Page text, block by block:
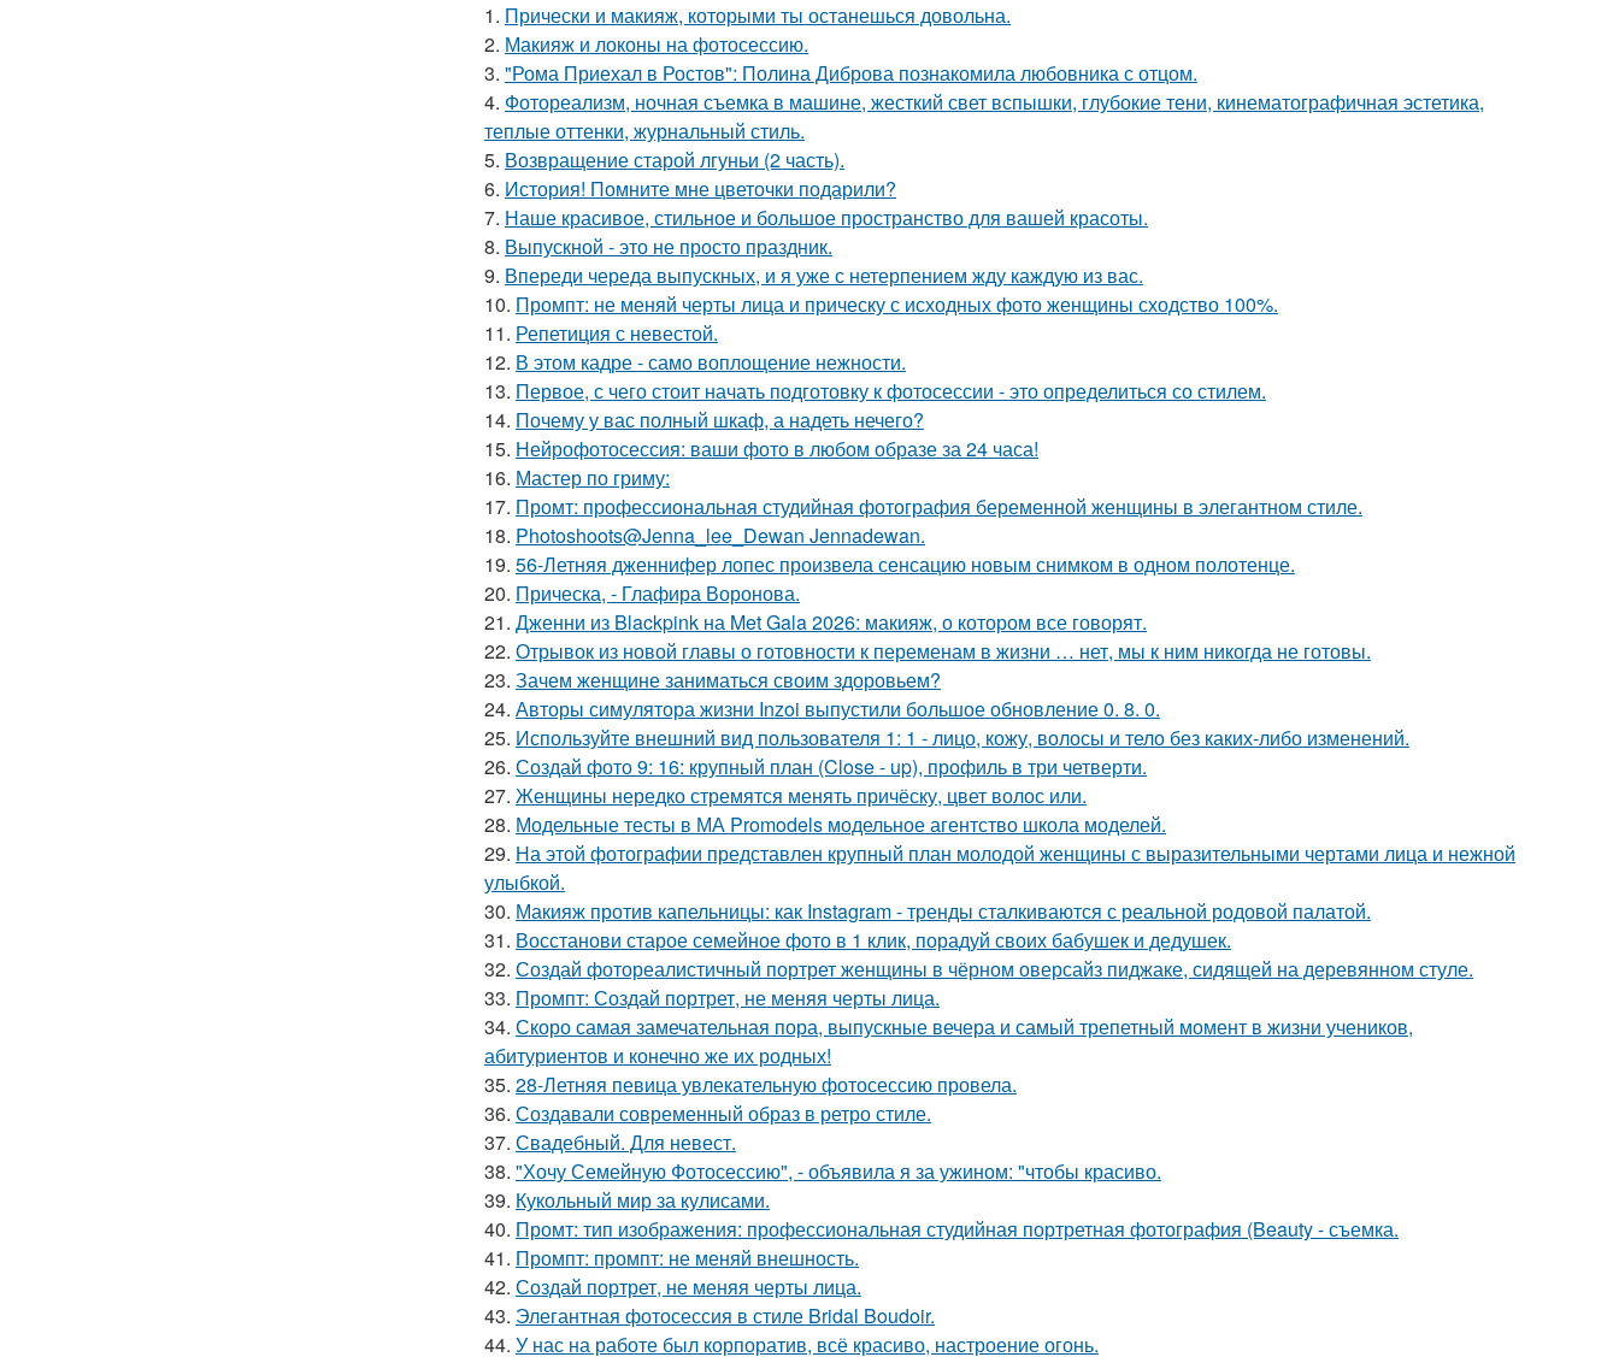
1. Прически и макияж, которыми ты останешься довольна.
2. Макияж и локоны на фотосессию.
3. "Рома Приехал в Ростов": Полина Диброва познакомила любовника с отцом.
4. Фотореализм, ночная съемка в машине, жесткий свет вспышки, глубокие тени, кинематографичная эстетика,
теплые оттенки, журнальный стиль.
5. Возвращение старой лгуньи (2 часть).
6. История! Помните мне цветочки подарили?
7. Наше красивое, стильное и большое пространство для вашей красоты.
8. Выпускной - это не просто праздник.
9. Впереди череда выпускных, и я уже с нетерпением жду каждую из вас.
10. Промпт: не меняй черты лица и прическу с исходных фото женщины сходство 100%.
11. Репетиция с невестой.
12. В этом кадре - само воплощение нежности.
13. Первое, с чего стоит начать подготовку к фотосессии - это определиться со стилем.
14. Почему у вас полный шкаф, а надеть нечего?
15. Нейрофотосессия: ваши фото в любом образе за 24 часа!
16. Мастер по гриму:
17. Промт: профессиональная студийная фотография беременной женщины в элегантном стиле.
18. Photoshoots@Jenna_lee_Dewan Jennadewan.
19. 56-Летняя дженнифер лопес произвела сенсацию новым снимком в одном полотенце.
20. Прическа, - Глафира Воронова.
21. Дженни из Blackpink на Met Gala 2026: макияж, о котором все говорят.
22. Отрывок из новой главы о готовности к переменам в жизни … нет, мы к ним никогда не готовы.
23. Зачем женщине заниматься своим здоровьем?
24. Авторы симулятора жизни Inzoi выпустили большое обновление 0. 8. 0.
25. Используйте внешний вид пользователя 1: 1 - лицо, кожу, волосы и тело без каких-либо изменений.
26. Создай фото 9: 16: крупный план (Close - up), профиль в три четверти.
27. Женщины нередко стремятся менять причёску, цвет волос или.
28. Модельные тесты в МА Promodels модельное агентство школа моделей.
29. На этой фотографии представлен крупный план молодой женщины с выразительными чертами лица и нежной
улыбкой.
30. Макияж против капельницы: как Instagram - тренды сталкиваются с реальной родовой палатой.
31. Восстанови старое семейное фото в 1 клик, порадуй своих бабушек и дедушек.
32. Создай фотореалистичный портрет женщины в чёрном оверсайз пиджаке, сидящей на деревянном стуле.
33. Промпт: Создай портрет, не меняя черты лица.
34. Скоро самая замечательная пора, выпускные вечера и самый трепетный момент в жизни учеников,
абитуриентов и конечно же их родных!
35. 28-Летняя певица увлекательную фотосессию провела.
36. Создавали современный образ в ретро стиле.
37. Свадебный. Для невест.
38. "Хочу Семейную Фотосессию", - объявила я за ужином: "чтобы красиво.
39. Кукольный мир за кулисами.
40. Промт: тип изображения: профессиональная студийная портретная фотография (Beauty - съемка.
41. Промпт: промпт: не меняй внешность.
42. Создай портрет, не меняя черты лица.
43. Элегантная фотосессия в стиле Bridal Boudoir.
44. У нас на работе был корпоратив, всё красиво, настроение огонь.